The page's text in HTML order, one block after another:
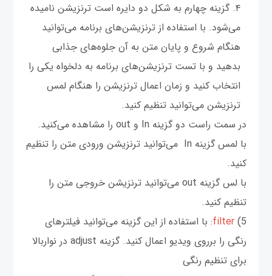
گزینه چهارم به شکل دو دایره است ترنزیشن نامیده
می‌شود. با استفاده از ترنزیشن‌های برنامه می‌توانید
هنگام شروع و پایان متن به آن جلوه‌های جذابی
بدهید و با تست ترنزیشن‌های برنامه به دلخواه یکی را
انتخاب کنید و زمان اعمال ترنزیشن را هنگام لمس
ترنزیشن می‌توانید تنظیم کنید.
در سمت راست دو گزینه In و out را مشاهده می‌کنید.
با لمس گزینه In می‌توانید ترنزیشن ورودی متن را تنظیم
کنید.
با لس گزینه out می‌توانید ترنزیشن خروجی متن را
تنظیم کنید.
5)
filter: با استفاده از این گزینه می‌توانید فیلترهای
رنگی را برروی ویدیو اعمال کنید. گزینه adjust در نواربالا
برای تنظیم رنگی